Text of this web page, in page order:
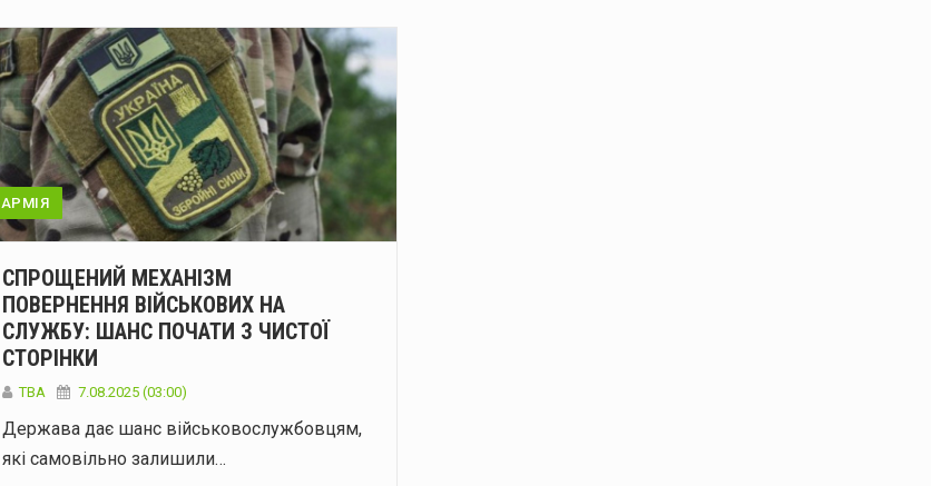
АРМІЯ
СПРОЩЕНИЙ МЕХАНІЗМ
ПОВЕРНЕННЯ ВІЙСЬКОВИХ НА
СЛУЖБУ: ШАНС ПОЧАТИ З ЧИСТОЇ
СТОРІНКИ
ТВА 7.08.2025 (03:00)
Держава дає шанс військовослужбовцям,
які самовільно залишили…